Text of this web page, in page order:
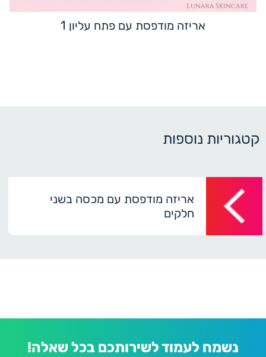
אריזה מודפסת עם פתח עליון 1
קטגוריות נוספות
אריזה מודפסת עם מכסה בשני
חלקים
נשמח לעמוד לשירותכם בכל שאלה!